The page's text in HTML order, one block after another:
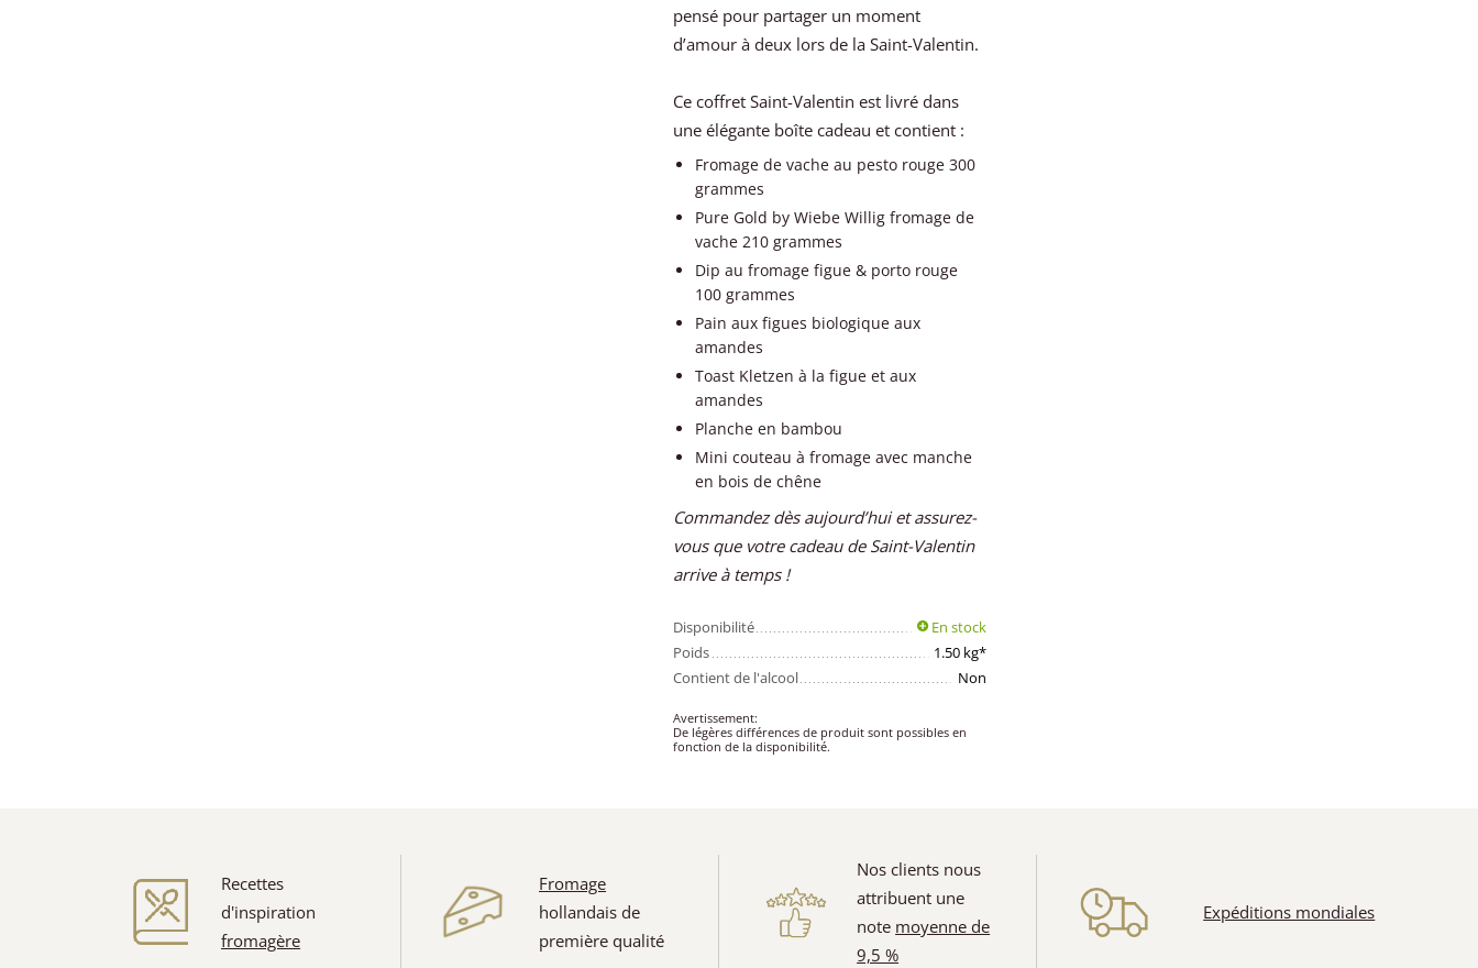
pensé pour partager un moment
d’amour à deux lors de la Saint-Valentin.
Ce coffret Saint-Valentin est livré dans
une élégante boîte cadeau et contient :
Fromage de vache au pesto rouge 300
grammes
Pure Gold by Wiebe Willig fromage de
vache 210 grammes
Dip au fromage figue & porto rouge
100 grammes
Pain aux figues biologique aux
amandes
Toast Kletzen à la figue et aux
amandes
Planche en bambou
Mini couteau à fromage avec manche
en bois de chêne
Commandez dès aujourd’hui et assurez-
vous que votre cadeau de Saint-Valentin
arrive à temps !
Disponibilité
En stock
Poids
1.50 kg*
Contient de l'alcool
Non
Avertissement:
De légères différences de produit sont possibles en
fonction de la disponibilité.
Recettes
d'inspiration
fromagère
Fromage
hollandais de
première qualité
Nos clients nous
attribuent une
note moyenne de
9,5 %
Expéditions mondiales